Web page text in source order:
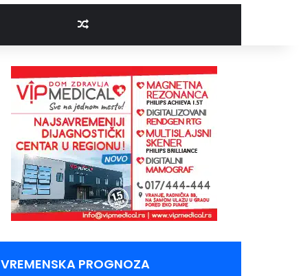
Random Article
VREMENSKA PROGNOZA